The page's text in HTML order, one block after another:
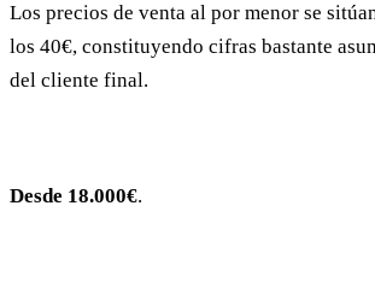
Los precios de venta al por menor se
los 40€, constituyendo cifras bastante
del cliente final.
Desde 18.000€.